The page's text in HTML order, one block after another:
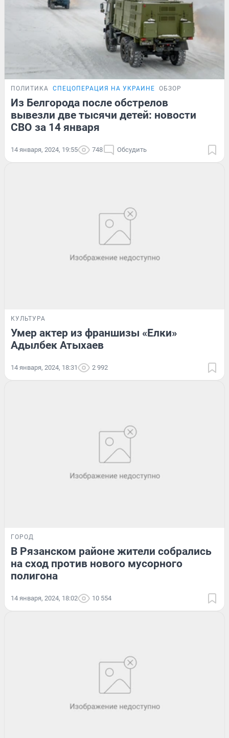
ПОЛИТИКА СПЕЦОПЕРАЦИЯ НА УКРАИНЕ ОБЗОР
Из Белгорода после обстрелов
вывезли две тысячи детей: новости
СВО за 14 января
14 января, 2024, 19:55 748 Обсудить
КУЛЬТУРА
Умер актер из франшизы «Елки»
Адылбек Атыхаев
14 января, 2024, 18:31 2 992
ГОРОД
В Рязанском районе жители собрались
на сход против нового мусорного
полигона
14 января, 2024, 18:02 10 554